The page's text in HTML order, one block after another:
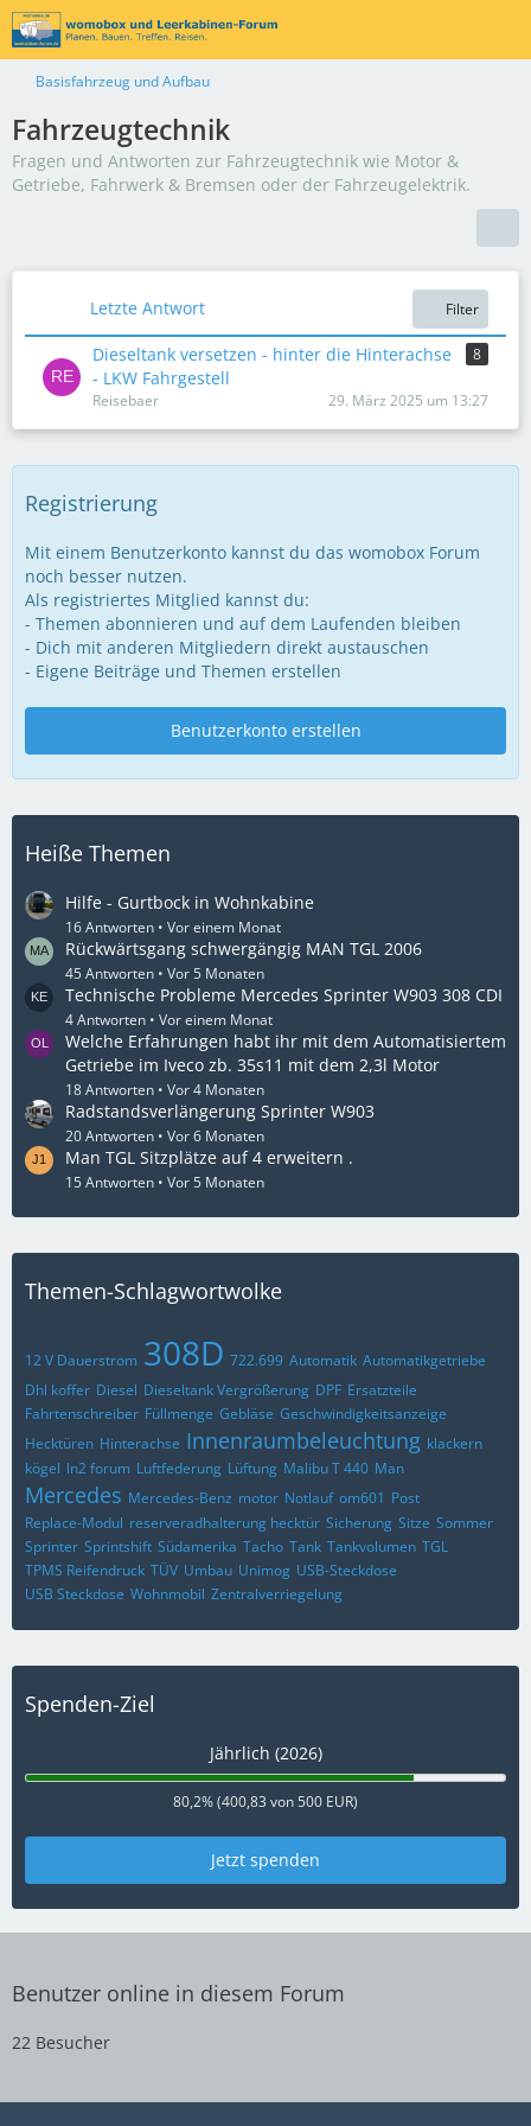
Basisfahrzeug und Aufbau
Fahrzeugtechnik
Fragen und Antworten zur Fahrzeugtechnik wie Motor &
Getriebe, Fahrwerk & Bremsen oder der Fahrzeugelektrik.
Letzte Antwort Filter
Dieseltank versetzen - hinter die Hinterachse
- LKW Fahrgestell
8
Reisebaer 29. März 2025 um 13:27
Registrierung
Mit einem Benutzerkonto kannst du das womobox Forum
noch besser nutzen.
Als registriertes Mitglied kannst du:
- Themen abonnieren und auf dem Laufenden bleiben
- Dich mit anderen Mitgliedern direkt austauschen
- Eigene Beiträge und Themen erstellen
Benutzerkonto erstellen
Heiße Themen
Hilfe - Gurtbock in Wohnkabine
16 Antworten Vor einem Monat
Rückwärtsgang schwergängig MAN TGL 2006
45 Antworten Vor 5 Monaten
Technische Probleme Mercedes Sprinter W903 308 CDI
4 Antworten Vor einem Monat
Welche Erfahrungen habt ihr mit dem Automatisiertem
Getriebe im Iveco zb. 35s11 mit dem 2,3l Motor
18 Antworten Vor 4 Monaten
Radstandsverlängerung Sprinter W903
20 Antworten Vor 6 Monaten
Man TGL Sitzplätze auf 4 erweitern .
15 Antworten Vor 5 Monaten
Themen-Schlagwortwolke
12 V Dauerstrom 308D 722.699 Automatik Automatikgetriebe
Dhl koffer Diesel Dieseltank Vergrößerung DPF Ersatzteile
Fahrtenschreiber Füllmenge Gebläse Geschwindigkeitsanzeige
Hecktüren Hinterachse Innenraumbeleuchtung klackern
kögel ln2 forum Luftfederung Lüftung Malibu T 440 Man
Mercedes Mercedes-Benz motor Notlauf om601 Post
Replace-Modul reserveradhalterung hecktür Sicherung Sitze Sommer
Sprinter Sprintshift Südamerika Tacho Tank Tankvolumen TGL
TPMS Reifendruck TÜV Umbau Unimog USB-Steckdose
USB Steckdose Wohnmobil Zentralverriegelung
Spenden-Ziel
Jährlich (2026)
80,2% (400,83 von 500 EUR)
Jetzt spenden
Benutzer online in diesem Forum
22 Besucher